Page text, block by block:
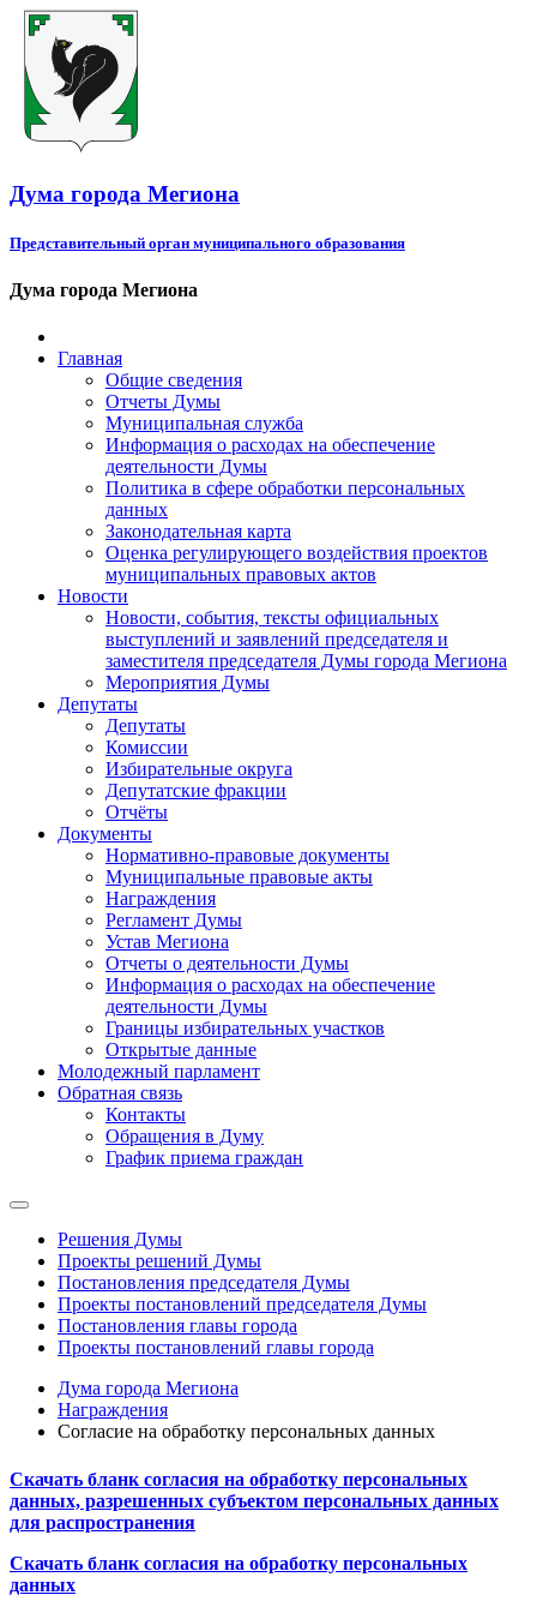
Дума города Мегиона
Представительный орган муниципального образования
Дума города Мегиона
Главная
Общие сведения
Отчеты Думы
Муниципальная служба
Информация о расходах на обеспечение
деятельности Думы
Политика в сфере обработки персональных
данных
Законодательная карта
Оценка регулирующего воздействия проектов
муниципальных правовых актов
Новости
Новости, события, тексты официальных
выступлений и заявлений председателя и
заместителя председателя Думы города Мегиона
Мероприятия Думы
Депутаты
Депутаты
Комиссии
Избирательные округа
Депутатские фракции
Отчёты
Документы
Нормативно-правовые документы
Муниципальные правовые акты
Награждения
Регламент Думы
Устав Мегиона
Отчеты о деятельности Думы
Информация о расходах на обеспечение
деятельности Думы
Границы избирательных участков
Открытые данные
Молодежный парламент
Обратная связь
Контакты
Обращения в Думу
График приема граждан
Решения Думы
Проекты решений Думы
Постановления председателя Думы
Проекты постановлений председателя Думы
Постановления главы города
Проекты постановлений главы города
Дума города Мегиона
Награждения
Согласие на обработку персональных данных
Скачать бланк согласия на обработку персональных
данных, разрешенных субъектом персональных данных
для распространения
Скачать бланк согласия на обработку персональных
данных